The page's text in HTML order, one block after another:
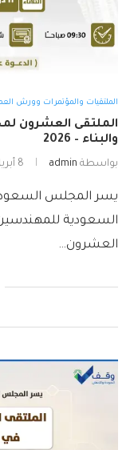
الملتقيات والمؤتمرات وورش
الملتقى العشرون
والبناء – 2026
بواسطة admin 8 أبريل 2026
يسر المجلس
السعودية
العشرون…